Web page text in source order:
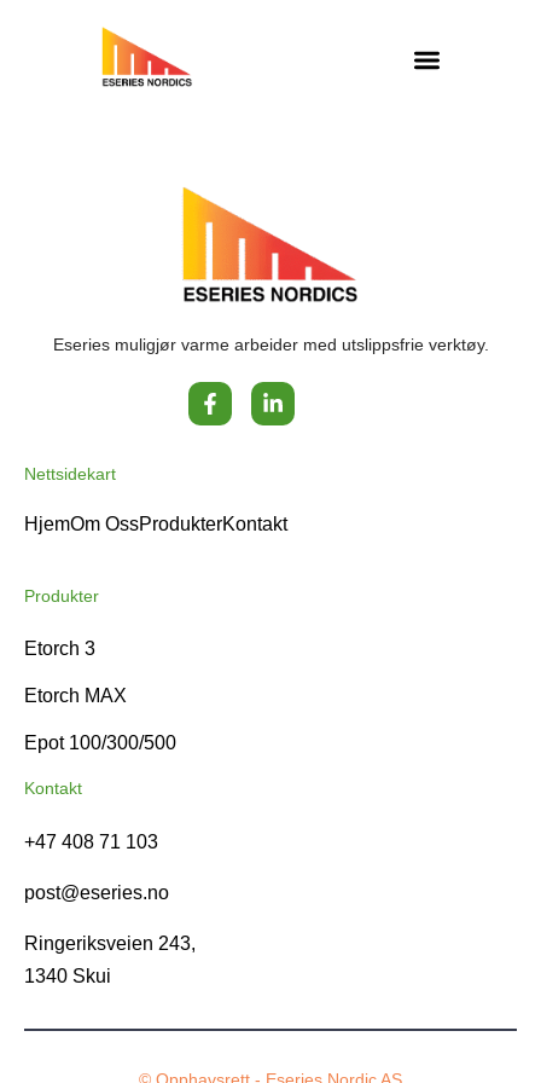
Eseries muligjør varme arbeider med utslippsfrie verktøy.
Nettsidekart
HjemOm OssProdukterKontakt
Produkter
Etorch 3
Etorch MAX
Epot 100/300/500
Kontakt
+47 408 71 103
post@eseries.no
Ringeriksveien 243,
1340 Skui
© Opphavsrett - Eseries Nordic AS